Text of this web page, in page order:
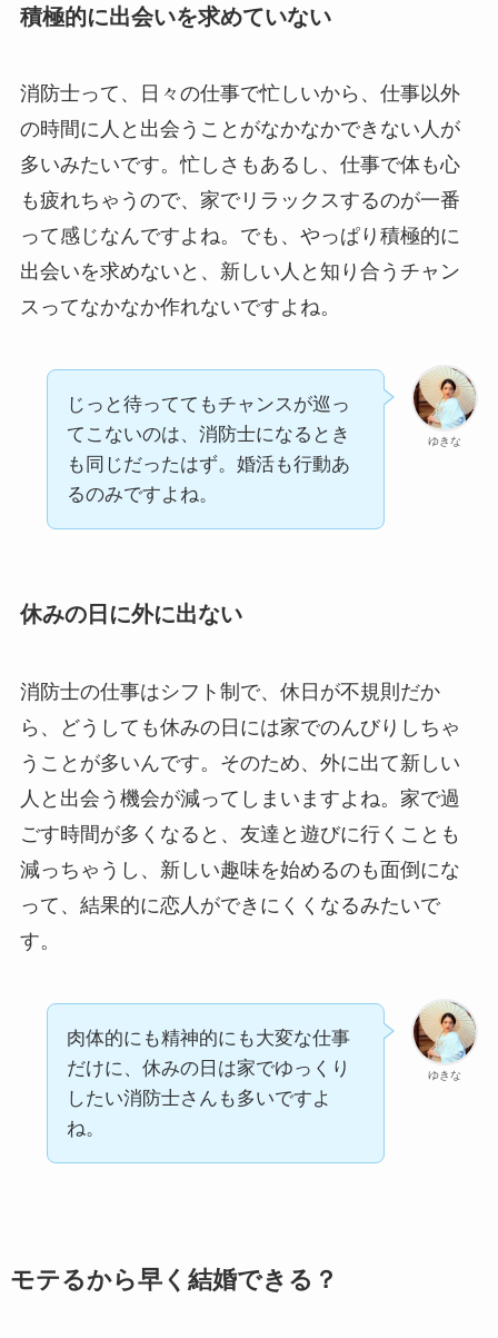
積極的に出会いを求めていない
消防士って、日々の仕事で忙しいから、仕事以外
の時間に人と出会うことがなかなかできない人が
多いみたいです。忙しさもあるし、仕事で体も心
も疲れちゃうので、家でリラックスするのが一番
って感じなんですよね。でも、やっぱり積極的に
出会いを求めないと、新しい人と知り合うチャン
スってなかなか作れないですよね。
ゆきな
じっと待っててもチャンスが巡っ
てこないのは、消防士になるとき
も同じだったはず。婚活も行動あ
るのみですよね。
休みの日に外に出ない
消防士の仕事はシフト制で、休日が不規則だか
ら、どうしても休みの日には家でのんびりしちゃ
うことが多いんです。そのため、外に出て新しい
人と出会う機会が減ってしまいますよね。家で過
ごす時間が多くなると、友達と遊びに行くことも
減っちゃうし、新しい趣味を始めるのも面倒にな
って、結果的に恋人ができにくくなるみたいで
す。
ゆきな
肉体的にも精神的にも大変な仕事
だけに、休みの日は家でゆっくり
したい消防士さんも多いですよ
ね。
モテるから早く結婚できる？